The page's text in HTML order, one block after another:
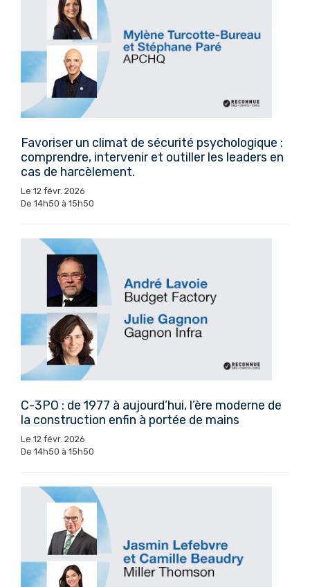
Favoriser un climat de sécurité psychologique :
comprendre, intervenir et outiller les leaders en
cas de harcèlement.
Le 12 févr. 2026
De 14h50 à 15h50
C-3PO : de 1977 à aujourd’hui, l’ère moderne de
la construction enfin à portée de mains
Le 12 févr. 2026
De 14h50 à 15h50